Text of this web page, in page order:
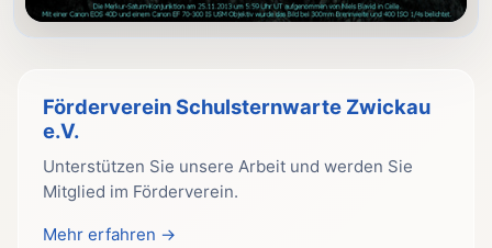
Förderverein Schulsternwarte Zwickau
e.V.
Unterstützen Sie unsere Arbeit und werden Sie
Mitglied im Förderverein.
Mehr erfahren →